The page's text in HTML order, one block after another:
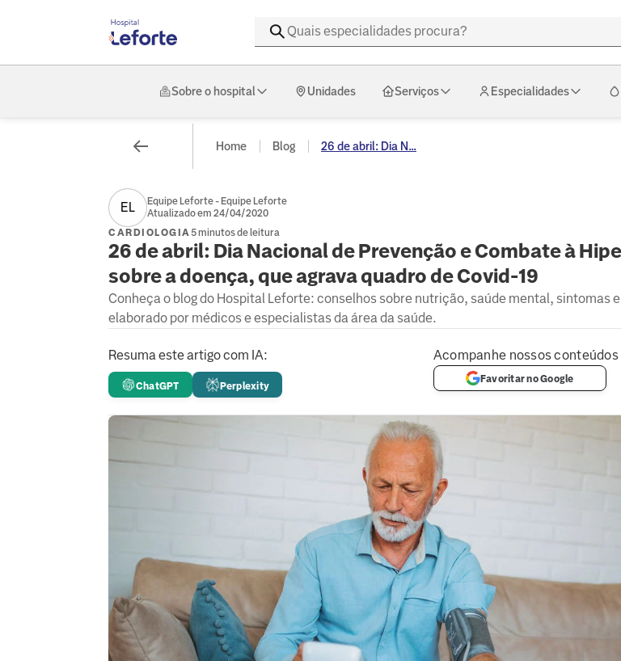
Sobre o hospital Unidades Serviços Especialidades
Home Blog 26 de abril: Dia N...
EL
Equipe Leforte - Equipe Leforte
Atualizado em 24/04/2020
CARDIOLOGIA 5 minutos de leitura
26 de abril: Dia Nacional de Prevenção e Combate à
sobre a doença, que agrava quadro de Covid-19
Conheça o blog do Hospital Leforte: conselhos sobre nutrição, saúde mental, sintomas
elaborado por médicos e especialistas da área da saúde.
Resuma este artigo com IA:
ChatGPT Perplexity
Acompanhe nossos
Favoritar no Google